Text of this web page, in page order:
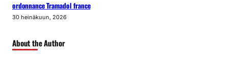
ordonnance Tramadol france
30 heinäkuun, 2026
About the Author